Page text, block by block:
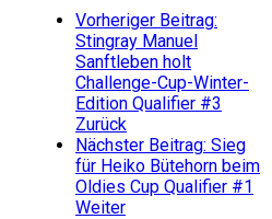
Vorheriger Beitrag:
Stingray Manuel
Sanftleben holt
Challenge-Cup-Winter-
Edition Qualifier #3
Zurück
Nächster Beitrag: Sieg
für Heiko Bütehorn beim
Oldies Cup Qualifier #1
Weiter